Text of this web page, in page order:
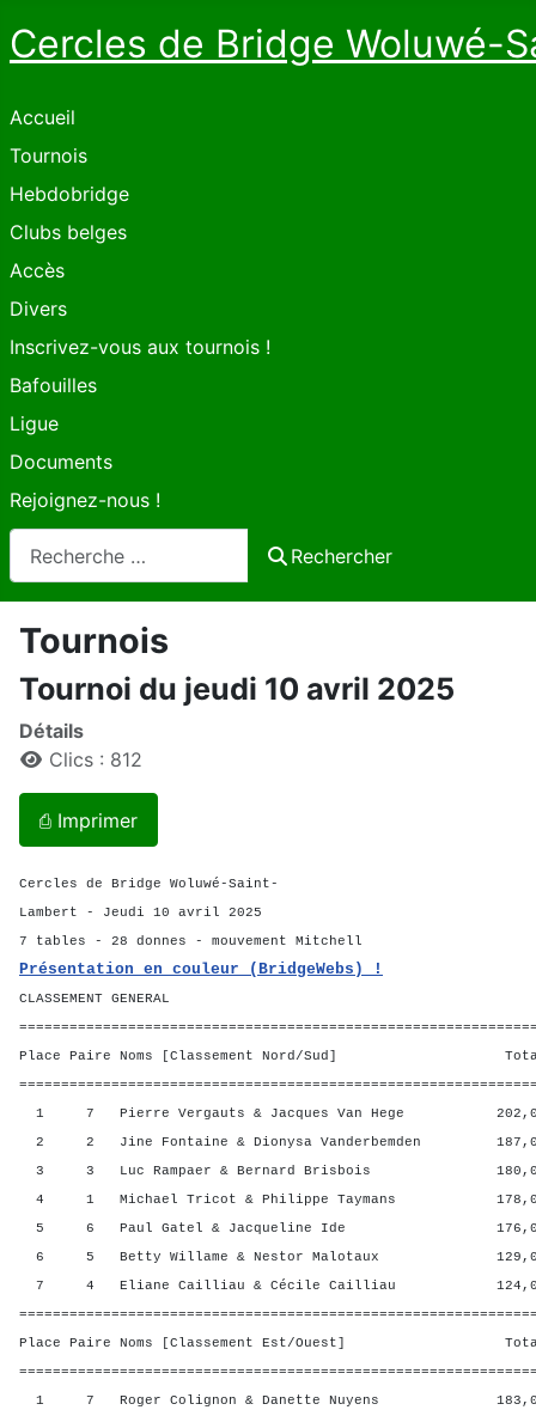
Cercles de Bridge Woluwé-
Accueil
Tournois
Hebdobridge
Clubs belges
Accès
Divers
Inscrivez-vous aux tournois !
Bafouilles
Ligue
Documents
Rejoignez-nous !
Rechercher
Tournois
Tournoi du jeudi 10 avril 2025
Détails
Clics : 812
⎙ Imprimer
Cercles de Bridge Woluwé-Saint-
Lambert - Jeudi 10 avril 2025
7 tables - 28 donnes - mouvement Mitchell
Présentation en couleur (BridgeWebs) !
CLASSEMENT GENERAL
Place Paire Noms [Classement Nord/Sud] Total
1 7 Pierre Vergauts & Jacques Van Hege 202,00
2 2 Jine Fontaine & Dionysa Vanderbemden
3 3 Luc Rampaer & Bernard Brisbois 180,00
4 1 Michael Tricot & Philippe Taymans 178,00
5 6 Paul Gatel & Jacqueline Ide 176,00
6 5 Betty Willame & Nestor Malotaux 129,00
7 4 Eliane Cailliau & Cécile Cailliau 124,00
Place Paire Noms [Classement Est/Ouest] Total
1 7 Roger Colignon & Danette Nuyens 183,00